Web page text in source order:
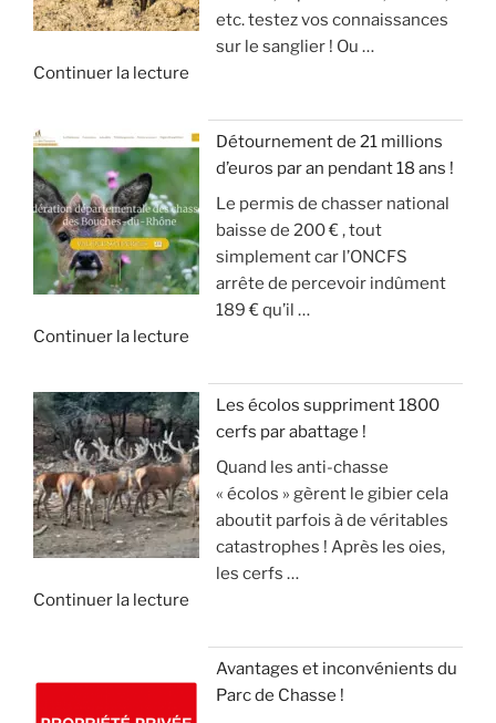
i
»
m
r
a
t
e
u
r
d
n
)
»
g
r
a
n
d
g
i
b
a
v
e
c
t
e
c
v
i
S
S
D
E
S
A
N
G
R
S
!
»
etc. testez vos connaissances
sur le sanglier ! Ou …
Continuer la lecture
T
u
c
h
a
s
l
e
s
a
n
g
,
Détournement de 21 millions
d’euros par an pendant 18 ans !
Le permis de chasser national
baisse de 200 € , tout
simplement car l’ONCFS
arrête de percevoir indûment
189 € qu’il …
Continuer la lecture
«
D
é
t
o
u
e
Les écolos suppriment 1800
cerfs par abattage !
Quand les anti-chasse
« écolos » gèrent le gibier cela
aboutit parfois à de véritables
catastrophes ! Après les oies,
les cerfs …
Continuer la lecture
Avantages et inconvénients du
Parc de Chasse !